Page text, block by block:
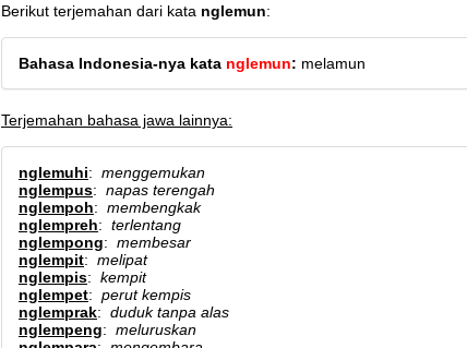
Berikut terjemahan dari kata nglemun:
Bahasa Indonesia-nya kata nglemun: melamun
Terjemahan bahasa jawa lainnya:
nglemuhi: menggemukan
nglempus: napas terengah
nglempoh: membengkak
nglempreh: terlentang
nglempong: membesar
nglempit: melipat
nglempis: kempit
nglempet: perut kempis
nglemprak: duduk tanpa alas
nglempeng: meluruskan